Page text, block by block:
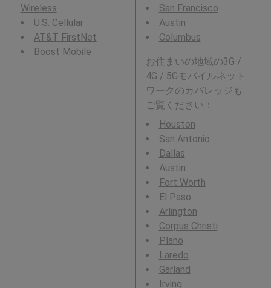
Wireless
U.S. Cellular
AT&T FirstNet
Boost Mobile
San Francisco
Austin
Columbus
お住まいの地域の3G /
4G / 5Gモバイルネット
ワークのカバレッジも
ご覧ください：
Houston
San Antonio
Dallas
Austin
Fort Worth
El Paso
Arlington
Corpus Christi
Plano
Laredo
Garland
Irving